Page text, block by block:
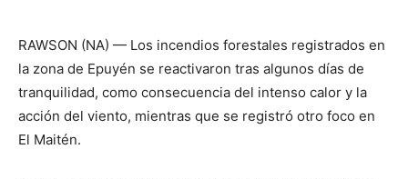
RAWSON (NA) — Los incendios forestales registrados en
la zona de Epuyén se reactivaron tras algunos días de
tranquilidad, como consecuencia del intenso calor y la
acción del viento, mientras que se registró otro foco en
El Maitén.